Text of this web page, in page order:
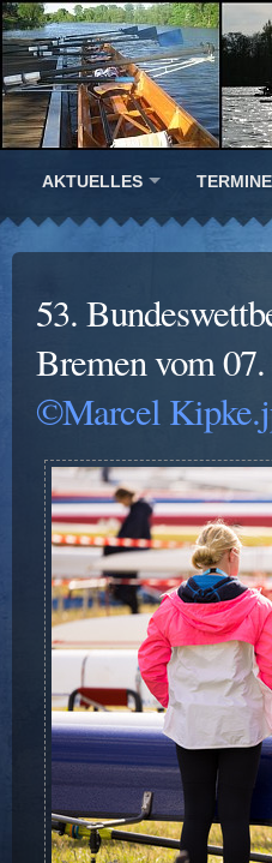
AKTUELLES TERMINE
53.
Bremen vom
©Marcel